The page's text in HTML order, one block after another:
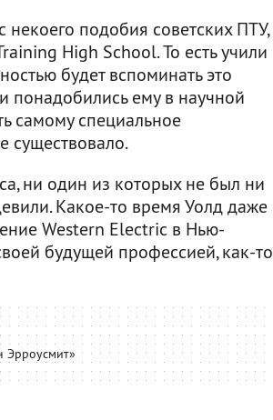
некоего подобия советских ПТУ,
High School. То есть учили
будет вспоминать это
понадобились ему в научной
самому специальное
существовало.
ни один из которых не был ни
Какое-то время Уолд даже
Western Electric в Нью-
будущей профессией, как-то
Эрроусмит»